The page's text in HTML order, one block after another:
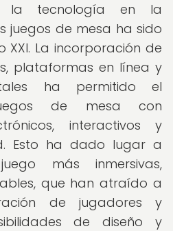
la tecnología en la
juegos de mesa ha sido
XXI. La incorporación de
plataformas en línea y
ha permitido el
de mesa con
interactivos y
Esto ha dado lugar a
más inmersivas,
que han atraído a
de jugadores y
de diseño y